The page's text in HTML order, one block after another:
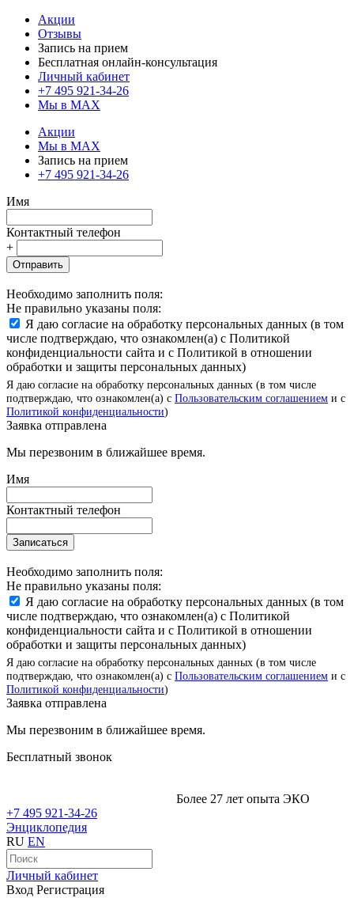
Акции
Отзывы
Запись на прием
Бесплатная онлайн-консультация
Личный кабинет
+7 495 921-34-26
Мы в MAX
Акции
Мы в MAX
Запись на прием
+7 495 921-34-26
Имя
Контактный телефон
+
Отправить
Необходимо заполнить поля:
Не правильно указаны поля:
Я даю согласие на обработку персональных данных (в том
числе подтверждаю, что ознакомлен(а) с Политикой
конфиденциальности сайта и с Политикой в отношении
обработки и защиты персональных данных)
Я даю согласие на обработку персональных данных (в том числе
подтверждаю, что ознакомлен(а) с Пользовательским соглашением и с
Политикой конфиденциальности)
Заявка отправлена
Мы перезвоним в ближайшее время.
Имя
Контактный телефон
Записаться
Необходимо заполнить поля:
Не правильно указаны поля:
Я даю согласие на обработку персональных данных (в том
числе подтверждаю, что ознакомлен(а) с Политикой
конфиденциальности сайта и с Политикой в отношении
обработки и защиты персональных данных)
Я даю согласие на обработку персональных данных (в том числе
подтверждаю, что ознакомлен(а) с Пользовательским соглашением и с
Политикой конфиденциальности)
Заявка отправлена
Мы перезвоним в ближайшее время.
Бесплатный звонок
Более 27 лет опыта ЭКО
+7 495 921-34-26
Энциклопедия
RU EN
Личный кабинет
Вход Регистрация